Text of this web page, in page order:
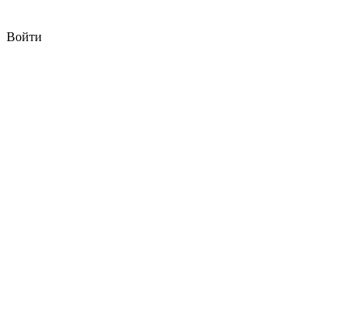
Войти